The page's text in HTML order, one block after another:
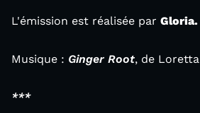
L'émission est réalisée par Gloria.
Musique : Ginger Root, de Loretta
***